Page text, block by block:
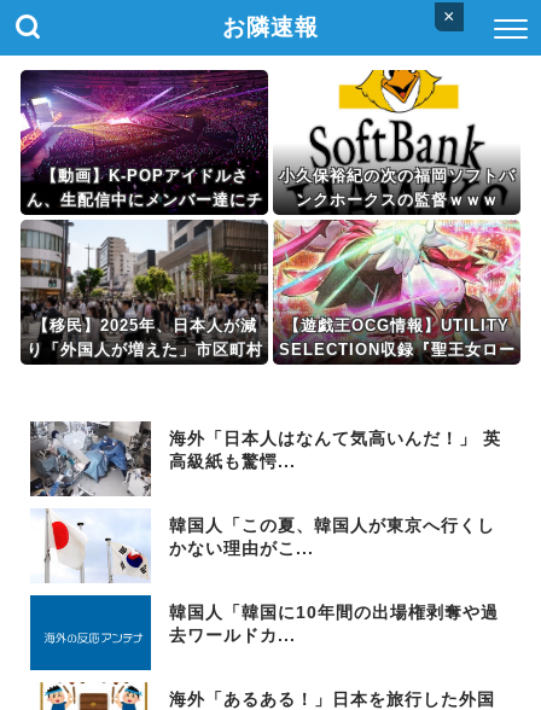
×
お隣速報
【動画】K-POPアイドルさ
ん、生配信中にメンバー達にチ
クビを弄られてしまう
小久保裕紀の次の福岡ソフトバ
ンクホークスの監督ｗｗｗ
【移民】2025年、日本人が減
り「外国人が増えた」市区町村
【遊戯王OCG情報】UTILITY
SELECTION収録『聖王女ロー
海外「日本人はなんて気高いんだ！」 英
高級紙も驚愕...
韓国人「この夏、韓国人が東京へ行くし
かない理由がこ...
韓国人「韓国に10年間の出場権剥奪や過
去ワールドカ...
海外「あるある！」日本を旅行した外国